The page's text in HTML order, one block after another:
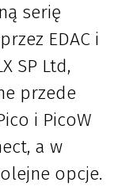
serię
EDAC i
SP Ltd,
przede
i PicoW
a w
opcje.